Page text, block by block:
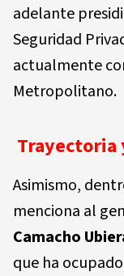
adelante
Seguridad
actualmente
Metropolitano.
Trayectoria
Asimismo,
menciona al
Camacho
que ha